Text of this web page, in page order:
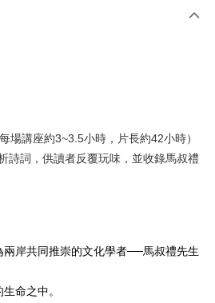
&
Taipei Fubon Commercial Bank
Bank SinoPac
Chang Hwa Commercial Bank
&
Taipei Fubon Commercial Bank
Hwatai Bank
DBS Bank
Chang Hwa Commercial Bank
&
Taichung Commercial Bank
/month 20 Banks
&
and Pay
場講座約3~3.5小時，片長約42小時）
詩詞，供讀者反覆玩味，並收錄馬叔禮
岸共同推崇的文化學者──馬叔禮先生
命之中。